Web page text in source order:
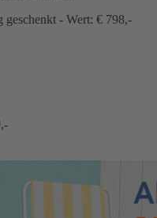
- Wert: € 798,-